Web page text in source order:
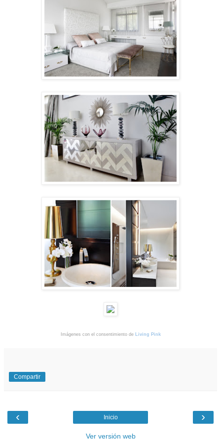
Imágenes con el consentimiento de Living Pink
Compartir
‹ ›
Inicio
Ver versión web